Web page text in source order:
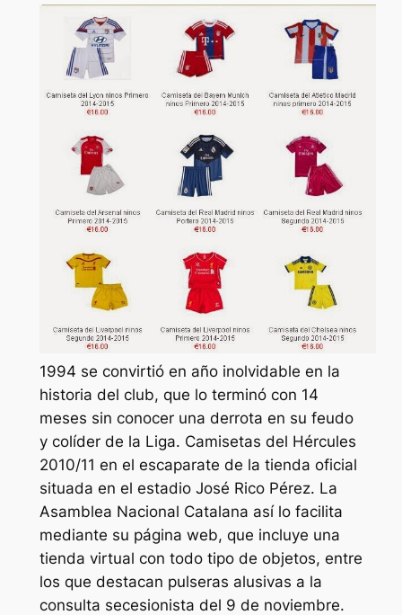
1994 se convirtió en año inolvidable en la
historia del club, que lo terminó con 14
meses sin conocer una derrota en su feudo
y colíder de la Liga. Camisetas del Hércules
2010/11 en el escaparate de la tienda oficial
situada en el estadio José Rico Pérez. La
Asamblea Nacional Catalana así lo facilita
mediante su página web, que incluye una
tienda virtual con todo tipo de objetos, entre
los que destacan pulseras alusivas a la
consulta secesionista del 9 de noviembre.